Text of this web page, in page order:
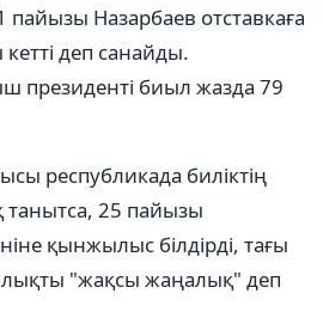
пайызы Назарбаев отставкаға
деп санайды.
президенті биыл жазда 79
республикада биліктің
танытса, 25 пайызы
қынжылыс білдірді, тағы
"жақсы жаңалық" деп